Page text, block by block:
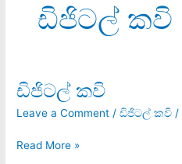
ඩිජිටල් කවි
ඩිජිටල් කවි
Leave a Comment /ඩිජිටල් කවි /
ඩිජිටල්
Read More »